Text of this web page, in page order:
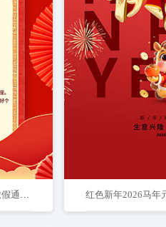
红色2025元旦放假通知2025年放假通知海报